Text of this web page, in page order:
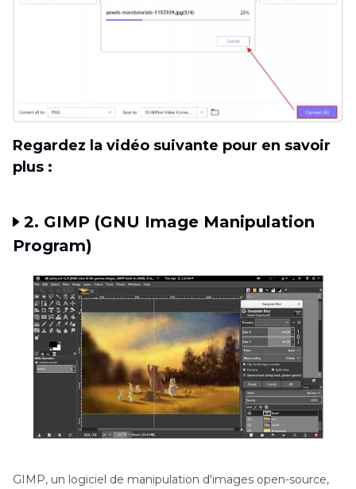
Regardez la vidéo suivante pour en savoir
plus :
2. GIMP (GNU Image Manipulation
Program)
GIMP, un logiciel de manipulation d'images open-source,